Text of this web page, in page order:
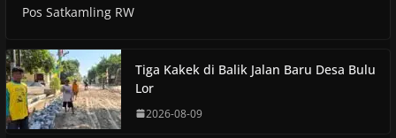
Pos Satkamling RW
Tiga Kakek di Balik Jalan Baru Desa Bulu
Lor
2026-08-09